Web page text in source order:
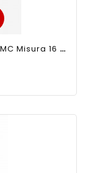
Aghi Tappezzeria Arazzi Blister 6pz DMC Misura 16 Con Punta Rotonda